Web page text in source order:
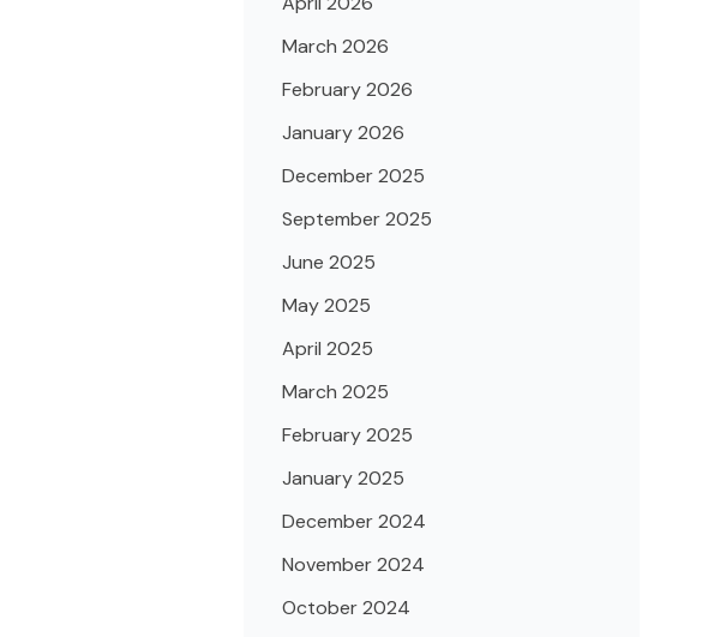
March 2026
February 2026
January 2026
December 2025
September 2025
June 2025
May 2025
April 2025
March 2025
February 2025
January 2025
December 2024
November 2024
October 2024